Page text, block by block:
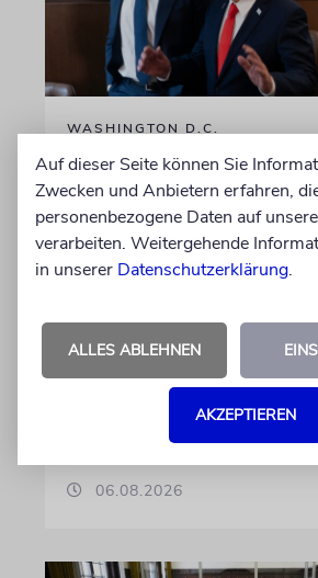
WASHINGTON D.C.
Vance widerspricht
über Streit mit
»Angenehmes, aber
Gespräch«
weiterhin als wichtigen
Vereinigten Staaten.
Positionen gegenüber der
06.08.2026
Auf dieser Seite können Sie
Zwecken und Anbietern erfahren,
personenbezogene Daten auf
verarbeiten. Weitergehende
in unserer Datenschutzerklärung.
ALLES ABLEHNEN
AKZEPTIEREN